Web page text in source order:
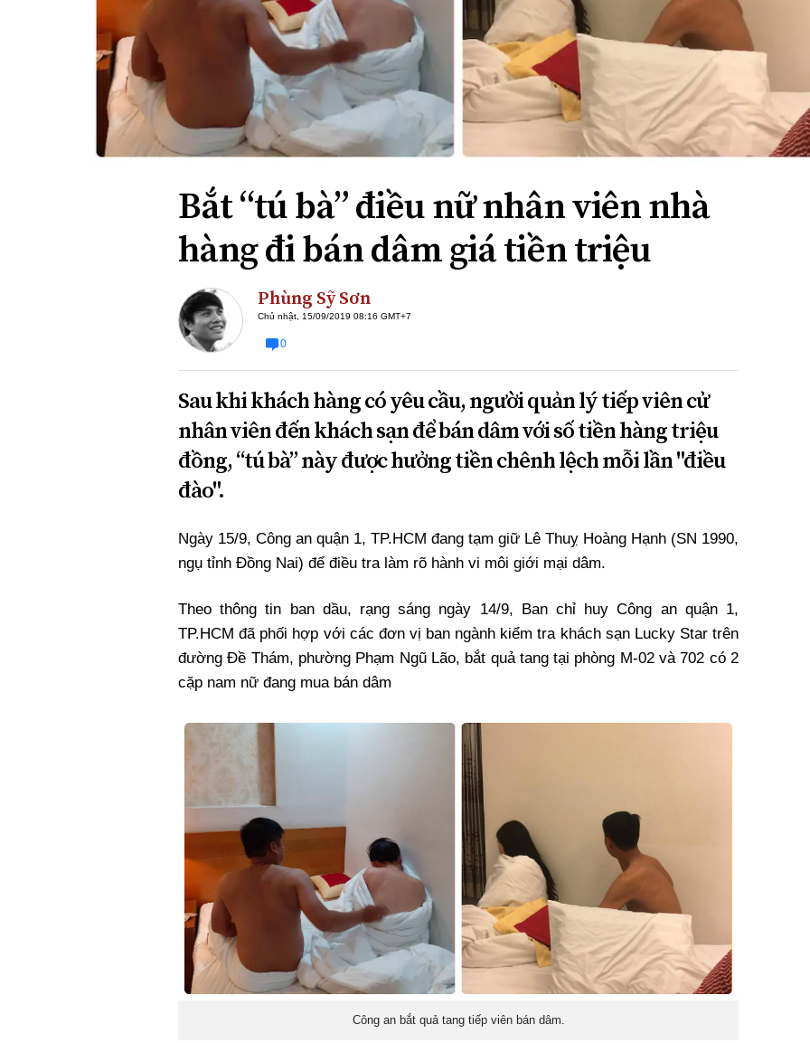
Công nghệ
ĐA CHIỀU
Quan điểm
Xi nhan Trái Phải
Bạn đọc viết
INFOCUS
Bắt “tú bà” điều nữ nhân viên nhà
hàng đi bán dâm giá tiền triệu
Phùng Sỹ Sơn
Chủ nhật, 15/09/2019 08:16 GMT+7
0
Sau khi khách hàng có yêu cầu, người quản lý tiếp viên cử
nhân viên đến khách sạn để bán dâm với số tiền hàng triệu
đồng, “tú bà” này được hưởng tiền chênh lệch mỗi lần "điều
đào".
Ngày 15/9, Công an quận 1, TP.HCM đang tạm giữ Lê Thuỵ Hoàng Hạnh (SN 1990,
ngụ tỉnh Đồng Nai) để điều tra làm rõ hành vi môi giới mại dâm.
Theo thông tin ban dầu, rạng sáng ngày 14/9, Ban chỉ huy Công an quận 1,
TP.HCM đã phối hợp với các đơn vị ban ngành kiểm tra khách sạn Lucky Star trên
đường Đề Thám, phường Phạm Ngũ Lão, bắt quả tang tại phòng M-02 và 702 có 2
cặp nam nữ đang mua bán dâm
Công an bắt quả tang tiếp viên bán dâm.